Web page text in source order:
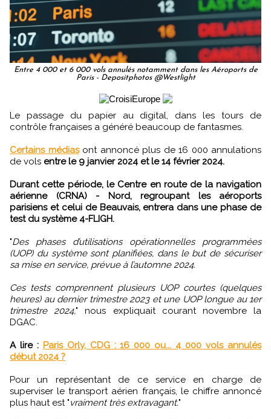
Entre 4 000 et 6 000 vols annulés notamment dans les Aéroports de
Paris - Depositphotos @Westlight
Le passage du papier au digital, dans les tours de
contrôle françaises a généré beaucoup de fantasmes.
Certains médiasont annoncé plus de 16 000 annulations
de vols entre le 9 janvier 2024 et le 14 février 2024.
Durant cette période, le Centre en route de la navigation
aérienne (CRNA) - Nord, regroupant les aéroports
parisiens et celui de Beauvais, entrera dans une phase de
test du système 4-FLIGH.
"Des phases d’utilisations opérationnelles programmées
(UOP) du système sont planifiées, dans le but de sécuriser
sa mise en service, prévue à l’automne 2024.
Ces tests comprennent plusieurs UOP courtes (quelques
heures) au dernier trimestre 2023 et une UOP longue au 1er
trimestre 2024," nous expliquait courant novembre la
DGAC.
A lire : Paris Orly, CDG : 16 000 ou... 4 000 vols annulés
début 2024 ?
Pour un représentant de ce service en charge de
superviser le transport aérien français, le chiffre annoncé
plus haut est "vraiment très extravagant."